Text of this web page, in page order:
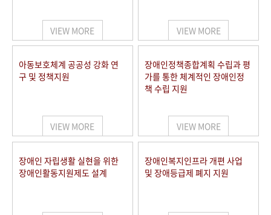
VIEW MORE VIEW MORE
아동보호체계 공공성 강화 연
구 및 정책지원
VIEW MORE
장애인정책종합계획 수립과 평
가를 통한 체계적인 장애인정
책 수립 지원
VIEW MORE
장애인 자립생활 실현을 위한
장애인활동지원제도 설계
장애인복지인프라 개편 사업
및 장애등급제 폐지 지원